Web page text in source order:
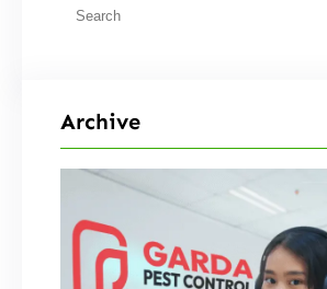
Archive